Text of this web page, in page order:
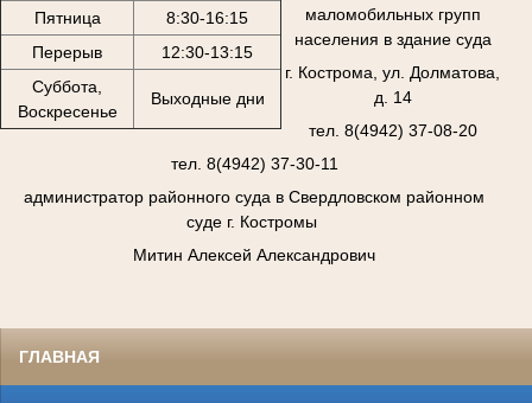
Пятница
8:30-16:15
Перерыв
12:30-13:15
Суббота,
Воскресенье
Выходные дни
маломобильных групп
населения в здание суда
г. Кострома, ул. Долматова,
д. 14
тел. 8(4942) 37-08-20
тел. 8(4942) 37-30-11
администратор районного суда в Свердловском районном
суде г. Костромы
Митин Алексей Александрович
ГЛАВНАЯ